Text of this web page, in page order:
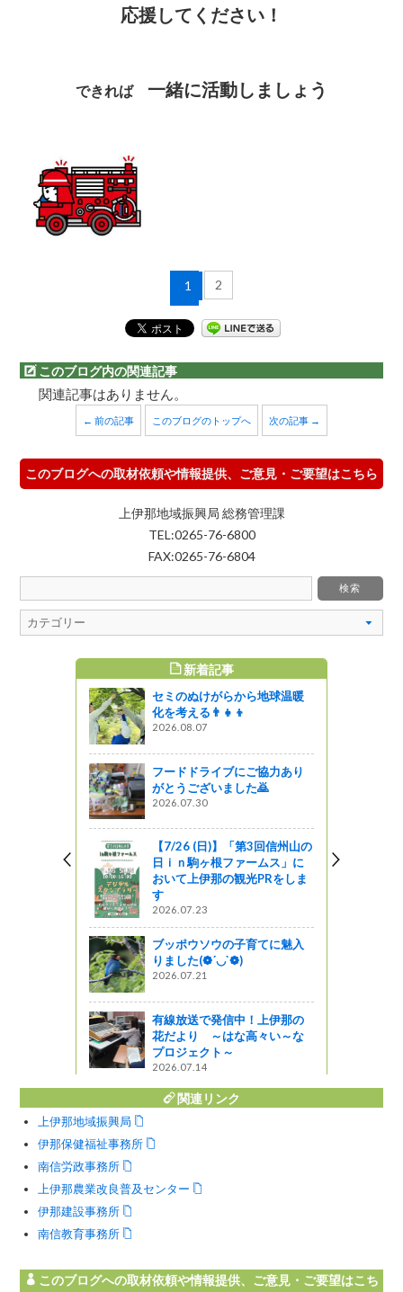
応援してください！
できれば 一緒に活動しましょう
1 2
このブログ内の関連記事
関連記事はありません。
← 前の記事 このブログのトップへ 次の記事 →
このブログへの取材依頼や情報提供、ご意見・ご要望はこちら
上伊那地域振興局 総務管理課
TEL:0265-76-6800
FAX:0265-76-6804
新着記事
セミのぬけがらから地球温暖
化を考える👨‍👧‍👦
2026.08.07
フードドライブにご協力あり
がとうございました🙇
2026.07.30
【7/26 (日)】「第3回信州山の
日ｉｎ駒ヶ根ファームス」に
おいて上伊那の観光PRをしま
す
2026.07.23
ブッポウソウの子育てに魅入
りました(❁´◡`❁)
2026.07.21
有線放送で発信中！上伊那の
花だより ～はな高々い～な
プロジェクト～
2026.07.14
関連リンク
上伊那地域振興局
伊那保健福祉事務所
南信労政事務所
上伊那農業改良普及センター
伊那建設事務所
南信教育事務所
このブログへの取材依頼や情報提供、ご意見・ご要望はこち